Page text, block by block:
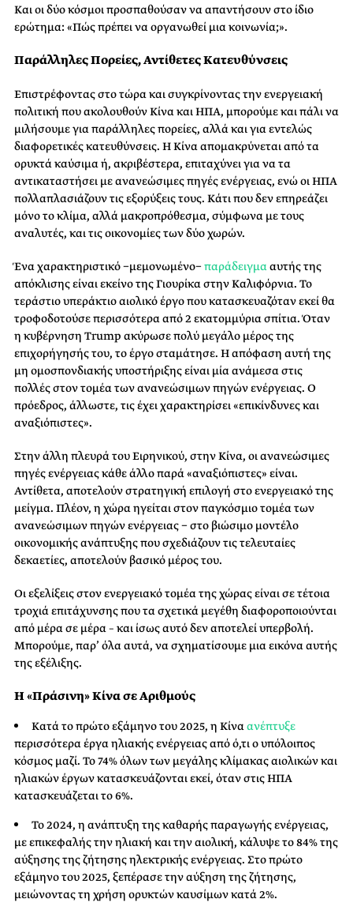
Και οι δύο κόσμοι προσπαθούσαν να απαντήσουν στο ίδιο
ερώτημα: «Πώς πρέπει να οργανωθεί μια κοινωνία;».
Παράλληλες Πορείες, Αντίθετες Κατευθύνσεις
Επιστρέφοντας στο τώρα και συγκρίνοντας την ενεργειακή
πολιτική που ακολουθούν Κίνα και ΗΠΑ, μπορούμε και πάλι να
μιλήσουμε για παράλληλες πορείες, αλλά και για εντελώς
διαφορετικές κατευθύνσεις. Η Κίνα απομακρύνεται από τα
ορυκτά καύσιμα ή, ακριβέστερα, επιταχύνει για να τα
αντικαταστήσει με ανανεώσιμες πηγές ενέργειας, ενώ οι ΗΠΑ
πολλαπλασιάζουν τις εξορύξεις τους. Κάτι που δεν επηρεάζει
μόνο το κλίμα, αλλά μακροπρόθεσμα, σύμφωνα με τους
αναλυτές, και τις οικονομίες των δύο χωρών.
Ένα χαρακτηριστικό −μεμονωμένο−παράδειγμααυτής της
απόκλισης είναι εκείνο της Γιουρίκα στην Καλιφόρνια. Το
τεράστιο υπεράκτιο αιολικό έργο που κατασκευαζόταν εκεί θα
τροφοδοτούσε περισσότερα από 2 εκατομμύρια σπίτια. Όταν
η κυβέρνηση Trump ακύρωσε πολύ μεγάλο μέρος της
επιχορήγησής του, το έργο σταμάτησε. Η απόφαση αυτή της
μη ομοσπονδιακής υποστήριξης είναι μία ανάμεσα στις
πολλές στον τομέα των ανανεώσιμων πηγών ενέργειας. Ο
πρόεδρος, άλλωστε, τις έχει χαρακτηρίσει «επικίνδυνες και
αναξιόπιστες».
Στην άλλη πλευρά του Ειρηνικού, στην Κίνα, οι ανανεώσιμες
πηγές ενέργειας κάθε άλλο παρά «αναξιόπιστες» είναι.
Αντίθετα, αποτελούν στρατηγική επιλογή στο ενεργειακό της
μείγμα. Πλέον, η χώρα ηγείται στον παγκόσμιο τομέα των
ανανεώσιμων πηγών ενέργειας − στο βιώσιμο μοντέλο
οικονομικής ανάπτυξης που σχεδιάζουν τις τελευταίες
δεκαετίες, αποτελούν βασικό μέρος του.
Οι εξελίξεις στον ενεργειακό τομέα της χώρας είναι σε τέτοια
τροχιά επιτάχυνσης που τα σχετικά μεγέθη διαφοροποιούνται
από μέρα σε μέρα – και ίσως αυτό δεν αποτελεί υπερβολή.
Μπορούμε, παρ’ όλα αυτά, να σχηματίσουμε μια εικόνα αυτής
της εξέλιξης.
Η «Πράσινη» Κίνα σε Αριθμούς
Κατά το πρώτο εξάμηνο του 2025, η Κίναανέπτυξε
περισσότερα έργα ηλιακής ενέργειας από ό,τι ο υπόλοιπος
κόσμος μαζί. Το 74% όλων των μεγάλης κλίμακας αιολικών και
ηλιακών έργων κατασκευάζονται εκεί, όταν στις ΗΠΑ
κατασκευάζεται το 6%.
Το 2024, η ανάπτυξη της καθαρής παραγωγής ενέργειας,
με επικεφαλής την ηλιακή και την αιολική, κάλυψε το 84% της
αύξησης της ζήτησης ηλεκτρικής ενέργειας. Στο πρώτο
εξάμηνο του 2025, ξεπέρασε την αύξηση της ζήτησης,
μειώνοντας τη χρήση ορυκτών καυσίμων κατά 2%.